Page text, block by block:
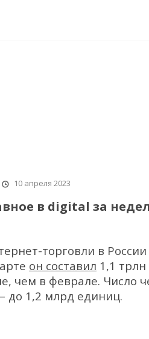
10 апреля 2023
в digital за
торговли в России
он составил 1,1
чем в феврале. Число
до 1,2 млрд единиц.